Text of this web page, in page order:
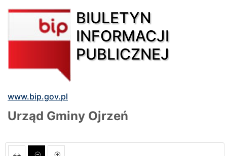
BIULETYN
INFORMACJI
PUBLICZNEJ
www.bip.gov.pl
Urząd Gminy Ojrzeń